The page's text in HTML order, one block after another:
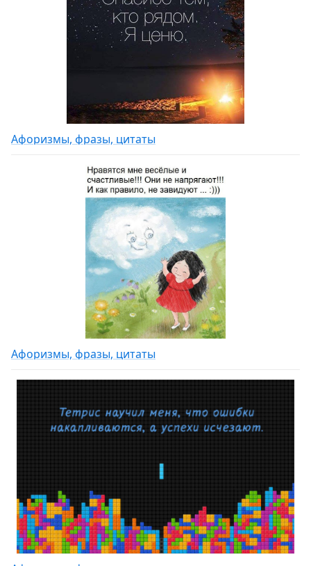
Афоризмы, фразы, цитаты
Афоризмы, фразы, цитаты